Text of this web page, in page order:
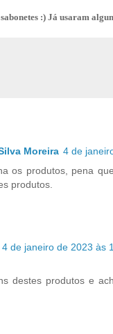
:) Já usaram
Moreira 4 de
os produtos, pena
produtos.
4 de janeiro de 2023 às
destes produtos e